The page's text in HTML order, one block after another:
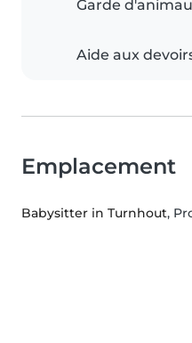
Garde
Aide aux
Emplacement
Babysitter in Turnhout,